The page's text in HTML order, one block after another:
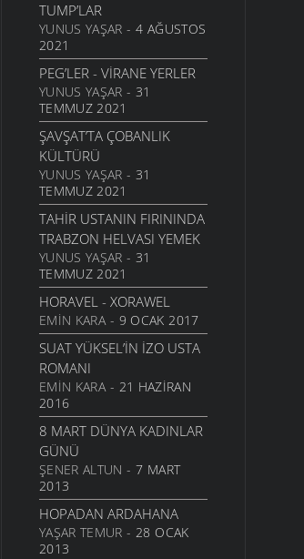
GELIŞIMINDE KI ROLÜ
YAŞAM- 1 EKIM 2006
EĞITIMDE ANNE BABAYA
DÜŞEN SORUMLULUKLAR
YAŞAM- 17 EYLÜL 2006
ÜZÜM ÇEKIRDEĞININ
FAYDASI
YAŞAM- 14 EYLÜL 2006
ELMA VE ELMA SIRKESININ
FAYDALARI
YAŞAM- 24 MAYIS 2006
TUMP’LAR
YUNUS YAŞAR - 4 AĞUSTOS
2021
PEG’LER - VIRANE YERLER
YUNUS YAŞAR - 31
TEMMUZ 2021
ŞAVŞAT’TA ÇOBANLIK
KÜLTÜRÜ
YUNUS YAŞAR - 31
TEMMUZ 2021
TAHIR USTANIN FIRININDA
TRABZON HELVASI YEMEK
YUNUS YAŞAR - 31
TEMMUZ 2021
HORAVEL - XORAWEL
EMIN KARA- 9 OCAK 2017
SUAT YÜKSEL’IN İZO USTA
ROMANI
EMIN KARA- 21 HAZIRAN
2016
8 MART DÜNYA KADINLAR
GÜNÜ
ŞENER ALTUN - 7 MART
2013
HOPADAN ARDAHANA
YAŞAR TEMUR - 28 OCAK
2013